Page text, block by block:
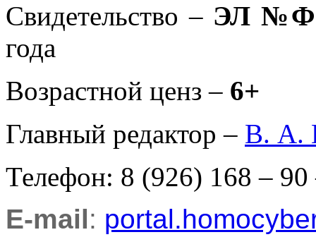
Свидетельство – ЭЛ
года
Возрастной ценз – 6+
Главный редактор – В. А.
Телефон: 8 (926) 168 – 90
E-mail: